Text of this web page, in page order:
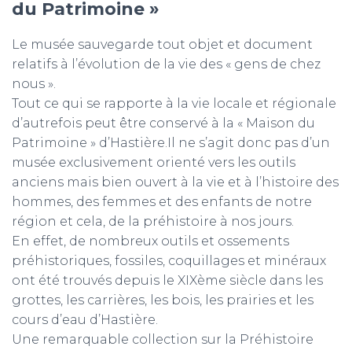
du Patrimoine »
Le musée sauvegarde tout objet et document
relatifs à l’évolution de la vie des « gens de chez
nous ».
Tout ce qui se rapporte à la vie locale et régionale
d’autrefois peut être conservé à la « Maison du
Patrimoine » d’Hastière.Il ne s’agit donc pas d’un
musée exclusivement orienté vers les outils
anciens mais bien ouvert à la vie et à l’histoire des
hommes, des femmes et des enfants de notre
région et cela, de la préhistoire à nos jours.
En effet, de nombreux outils et ossements
préhistoriques, fossiles, coquillages et minéraux
ont été trouvés depuis le XIXème siècle dans les
grottes, les carrières, les bois, les prairies et les
cours d’eau d’Hastière.
Une remarquable collection sur la Préhistoire